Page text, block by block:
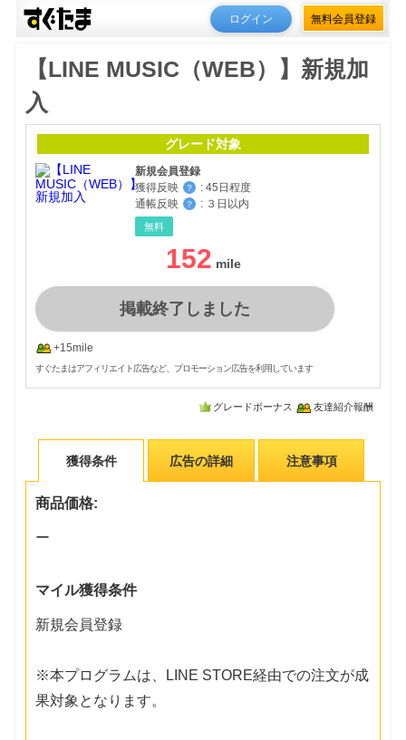
ログイン 無料会員登録
【LINE MUSIC（WEB）】新規加
入
グレード対象
新規会員登録
獲得反映
？ : 45日程度
通帳反映
？ : ３日以内
無料
152
掲載終了しました
+15mile
すぐたまはアフィリエイト広告など、プロモーション広告を利用しています
グレードボーナス 友達紹介報酬
獲得条件 広告の詳細 注意事項
商品価格:
ー
マイル獲得条件
新規会員登録
※本プログラムは、LINE STORE経由での注文が成
果対象となります。